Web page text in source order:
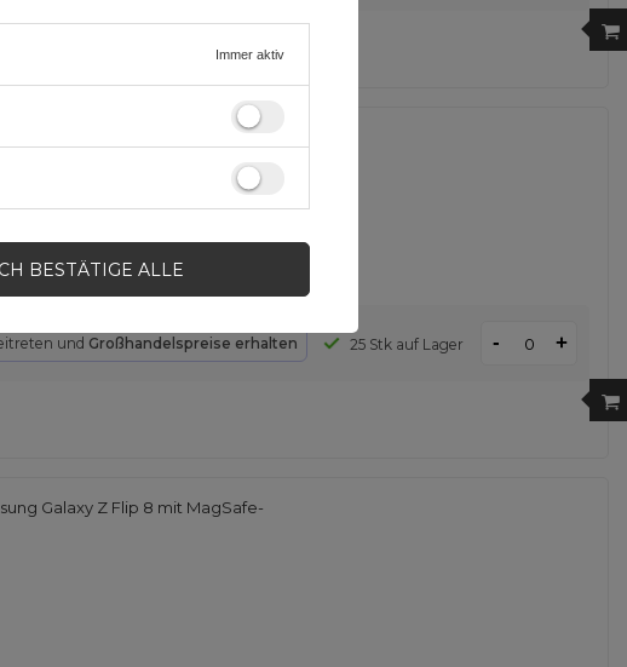
Galaxy Z Flip 8 (0,8 mm),
und Großhandelspreise erhalten 25 Stk auf Lager - +
Galaxy Z Flip 8 mit MagSafe-
Immer aktiv
BESTÄTIGE ALLE